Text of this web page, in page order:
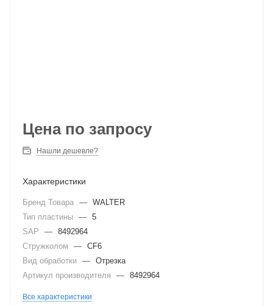
Цена по запросу
Нашли дешевле?
Характеристики
Бренд Товара — WALTER
Тип пластины — 5
SAP
— 8492964
Стружколом
— CF6
Вид обработки — Отрезка
Артикул производителя
— 8492964
Все характеристики